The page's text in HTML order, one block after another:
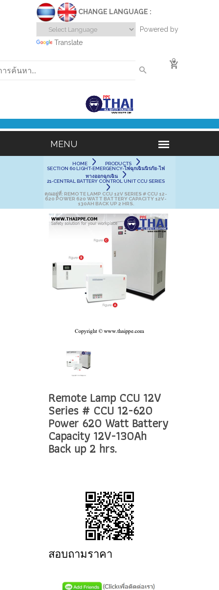
CHANGE LANGUAGE :
Powered by
Translate
0
HOME
PRODUCTS
SECTION 60 LIGHT-EMERGENCY-ไฟฉุกเฉินนิรภัย-ไฟ
ทางออกฉุกเฉิน
21-CENTRAL BATTERY CONTROL UNIT CCU SERIES
คุณอยู่ที่: REMOTE LAMP CCU 12V SERIES # CCU 12-
620 POWER 620 WATT BATTERY CAPACITY 12V-
130AH BACK UP 2 HRS.
Remote Lamp CCU 12V
Series # CCU 12-620
Power 620 Watt Battery
Capacity 12V-130Ah
Back up 2 hrs.
สอบถามราคา